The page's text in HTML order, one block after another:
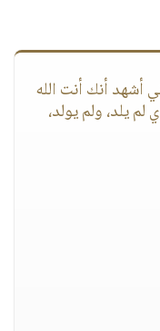
أشهد أنك أنت الله
لم يلد، ولم يولد،